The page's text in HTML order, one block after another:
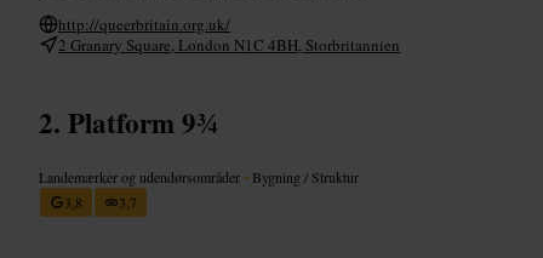
http://queerbritain.org.uk/
2 Granary Square, London N1C 4BH, Storbritannien
Platform 9¾
Landemærker og udendørsområder • Bygning / Struktur
3,8
3,7